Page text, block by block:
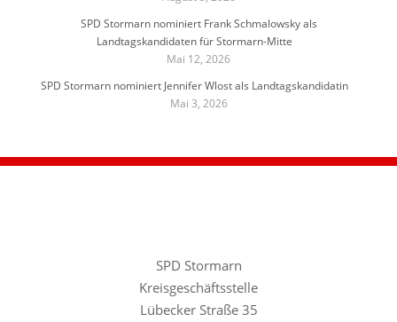
SPD Stormarn nominiert Frank Schmalowsky als
Landtagskandidaten für Stormarn-Mitte
Mai 12, 2026
SPD Stormarn nominiert Jennifer Wlost als Landtagskandidatin
Mai 3, 2026
SPD Stormarn
Kreisgeschäftsstelle
Lübecker Straße 35